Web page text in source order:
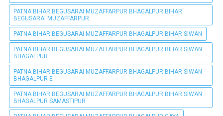
PATNA BIHAR BEGUSARAI MUZAFFARPUR BHAGALPUR BIHAR
BEGUSARAI MUZAFFARPUR
PATNA BIHAR BEGUSARAI MUZAFFARPUR BHAGALPUR BIHAR SIWAN
PATNA BIHAR BEGUSARAI MUZAFFARPUR BHAGALPUR BIHAR SIWAN
BHAGALPUR
PATNA BIHAR BEGUSARAI MUZAFFARPUR BHAGALPUR BIHAR SIWAN
BHAGALPUR E
PATNA BIHAR BEGUSARAI MUZAFFARPUR BHAGALPUR BIHAR SIWAN
BHAGALPUR SAMASTIPUR